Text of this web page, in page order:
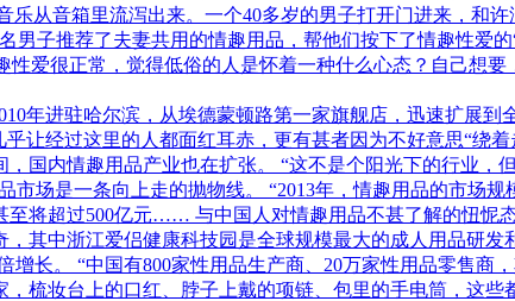
从音箱里流泻出来。一个40多岁的男子打开门进来，和
子推荐了夫妻共用的情趣用品，帮他们按下了情趣性爱
爱很正常，觉得低俗的人是怀着一种什么心态？自己想
年进驻哈尔滨，从埃德蒙顿路第一家旗舰店，迅速扩展
让经过这里的人都面红耳赤，更有甚者因为不好意思“绕
国内情趣用品产业也在扩张。 “这不是个阳光下的行业，
场是一条向上走的抛物线。 “2013年，情趣用品的市场
将超过500亿元…… 与中国人对情趣用品不甚了解的忸怩
其中浙江爱侣健康科技园是全球规模最大的成人用品研发
长。 “中国有800家性用品生产商、20万家性用品零售商
梳妆台上的口红、脖子上戴的项链、包里的手电筒，这